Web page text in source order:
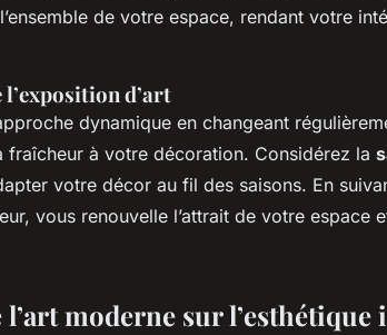
de votre espace, rendant votre
d’art
dynamique en changeant
fraîcheur à votre décoration. Considérez la
votre décor au fil des saisons. En
vous renouvelle l’attrait de votre espace
l’art moderne sur